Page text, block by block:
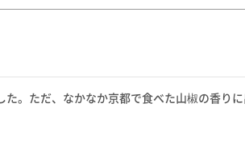
。ただ、なかなか京都で食べた山椒の香りに